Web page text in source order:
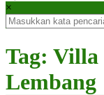
×
Tag:
Lembang